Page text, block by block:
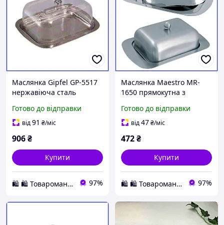
Маслянка Gipfel GP-5517
нержавіюча сталь
масла та сиру з прозорою
кришкою 15х12х8 см
Готово до відправки
від91 ₴/міс
906₴
Купити
🛍️ 🛍️ Товароманія 🛍️ 🛍️ 97%
Маслянка Maestro MR-
1650 прямокутна з
кришкою та ручкою для
зберігання в сервіруванні
Готово до відправки
від47₴/міс
472₴
Купити
🛍️ 🛍️ Товароманія 🛍️ 🛍️ 97%